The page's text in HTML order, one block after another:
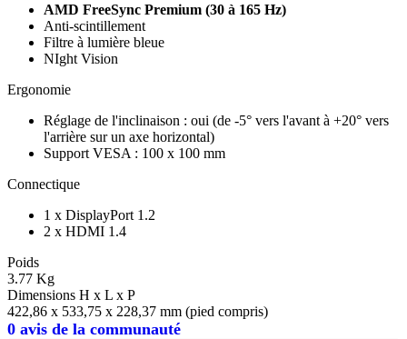
0 avis de la communauté
AMD FreeSync Premium (30 à 165 Hz)
Anti-scintillement
Filtre à lumière bleue
NIght Vision
Ergonomie
Réglage de l'inclinaison : oui (de -5° vers l'avant à +20° vers
l'arrière sur un axe horizontal)
Support VESA : 100 x 100 mm
Connectique
1 x DisplayPort 1.2
2 x HDMI 1.4
Poids
3.77 Kg
Dimensions H x L x P
422,86 x 533,75 x 228,37 mm (pied compris)